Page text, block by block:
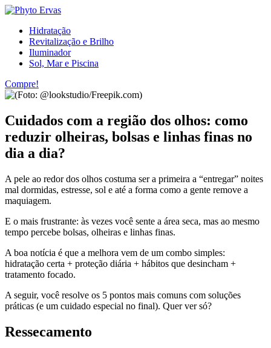
Hidratação
Revitalização e Brilho
Iluminador
Sol, Mar e Piscina
Compre!
Cuidados com a região dos olhos: como
reduzir olheiras, bolsas e linhas finas no
dia a dia?
A pele ao redor dos olhos costuma ser a primeira a “entregar” noites
mal dormidas, estresse, sol e até a forma como a gente remove a
maquiagem.
E o mais frustrante: às vezes você sente a área seca, mas ao mesmo
tempo percebe bolsas, olheiras e linhas finas.
A boa notícia é que a melhora vem de um combo simples:
hidratação certa + proteção diária + hábitos que desincham +
tratamento focado.
A seguir, você resolve os 5 pontos mais comuns com soluções
práticas (e um cuidado especial no final). Quer ver só?
Ressecamento